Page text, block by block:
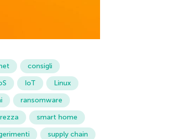
consigli
IoT
Linux
ransomware
smart home
supply chain